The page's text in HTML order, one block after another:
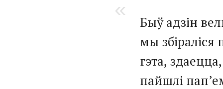
Быў адзін
мы збіраліся
гэта,
пайшлі